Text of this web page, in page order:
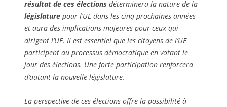
résultat de ces élections déterminera la nature de la
législature pour l’UE dans les cinq prochaines années
et aura des implications majeures pour ceux qui
dirigent l’UE. Il est essentiel que les citoyens de l’UE
participent au processus démocratique en votant le
jour des élections. Une forte participation renforcera
d’autant la nouvelle législature.
La perspective de ces élections offre la possibilité à